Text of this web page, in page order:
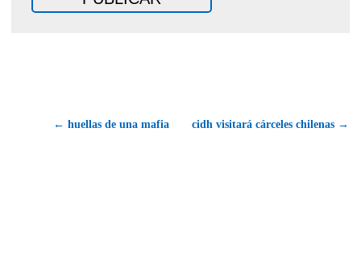
← huellas de una mafia cidh visitará cárceles chilenas →